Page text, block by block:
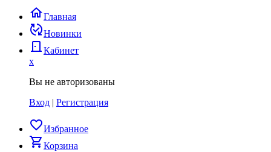
homeГлавная
published_with_changesНовинки
door_back Кабинет
x
Вы не авторизованы
Вход | Регистрация
favorite_borderИзбранное
shopping_cartКорзина